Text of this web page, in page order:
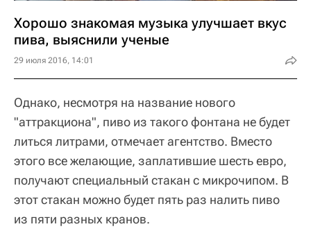
Хорошо знакомая музыка улучшает вкус
пива, выяснили ученые
29 июля 2016, 14:01
Однако, несмотря на название нового
"аттракциона", пиво из такого фонтана не будет
литься литрами, отмечает агентство. Вместо
этого все желающие, заплатившие шесть евро,
получают специальный стакан с микрочипом. В
этот стакан можно будет пять раз налить пиво
из пяти разных кранов.